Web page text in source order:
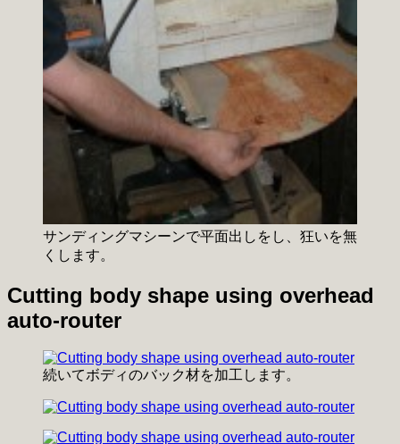
サンディングマシーンで平面出しをし、狂いを無
くします。
Cutting body shape using overhead
auto-router
続いてボディのバック材を加工します。